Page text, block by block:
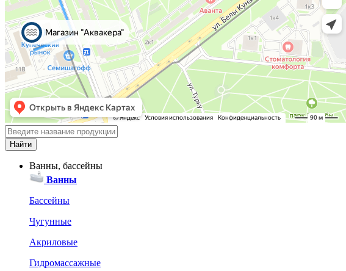
Ванны, бассейны
Ванны
Бассейны
Чугунные
Акриловые
Гидромассажные